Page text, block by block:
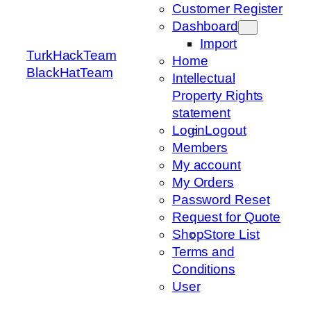
TurkHackTeam
BlackHatTeam
Customer Register
Dashboard
Import
Home
Intellectual
Property Rights
statement
LoginLogout
Members
My account
My Orders
Password Reset
Request for Quote
ShopStore List
Terms and
Conditions
User